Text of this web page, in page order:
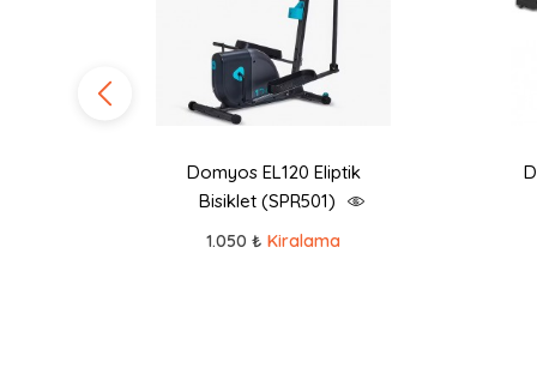
Domyos EL120 Eliptik
Bisiklet (SPR501)
1.050 ₺ Kiralama